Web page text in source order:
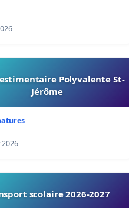
Polyvalente St-
Jérôme
2026
scolaire 2026-2027